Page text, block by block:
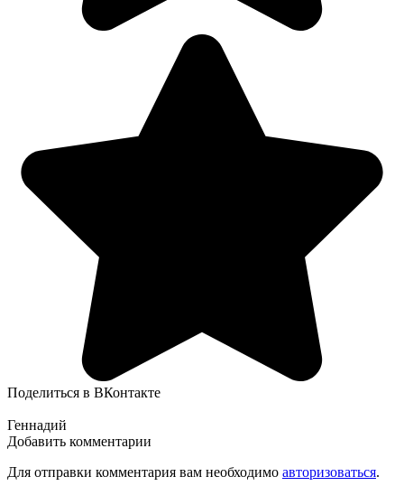
Поделиться в ВКонтакте
Геннадий
Добавить комментарии
Для отправки комментария вам необходимо авторизоваться.